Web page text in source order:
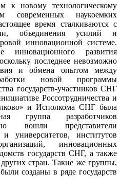
к новому технологическому
современных наукоемких
время сталкиваются с
объединения усилий и
инновационной системе.
инновационного развития
последнее невозможно
и обмена опытом между
новой программы
государств-участников СНГ
Россотрудничества и
и Исполкома СНГ была
группа разработчиков
вошли представители
и университетов, институтов
инновационных
государств СНГ, а также
стран. Такие же группы,
созданы в ряде государств